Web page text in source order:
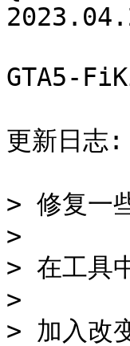
GTA5-
更新日志:
> 修复一
>
> 在工具
>
> 加入改